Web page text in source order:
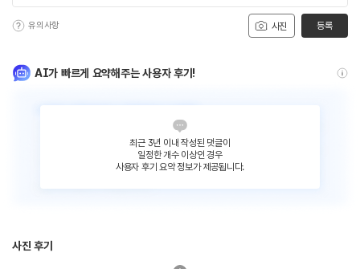
사진
유의사항 등록
AI가 빠르게 요약해주는 사용자 후기!
최근 3년 이내 작성된 댓글이
일정한 개수 이상인 경우
사용자 후기 요약 정보가 제공됩니다.
사진 후기